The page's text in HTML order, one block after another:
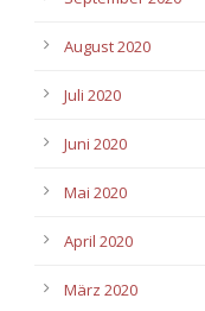
August 2020
Juli 2020
Juni 2020
Mai 2020
April 2020
März 2020